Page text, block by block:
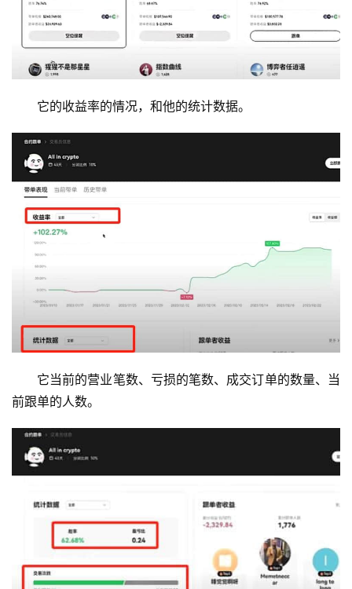
它的收益率的情况，和他的统计数据。
它当前的营业笔数、亏损的笔数、成交订单的数量、当
前跟单的人数。